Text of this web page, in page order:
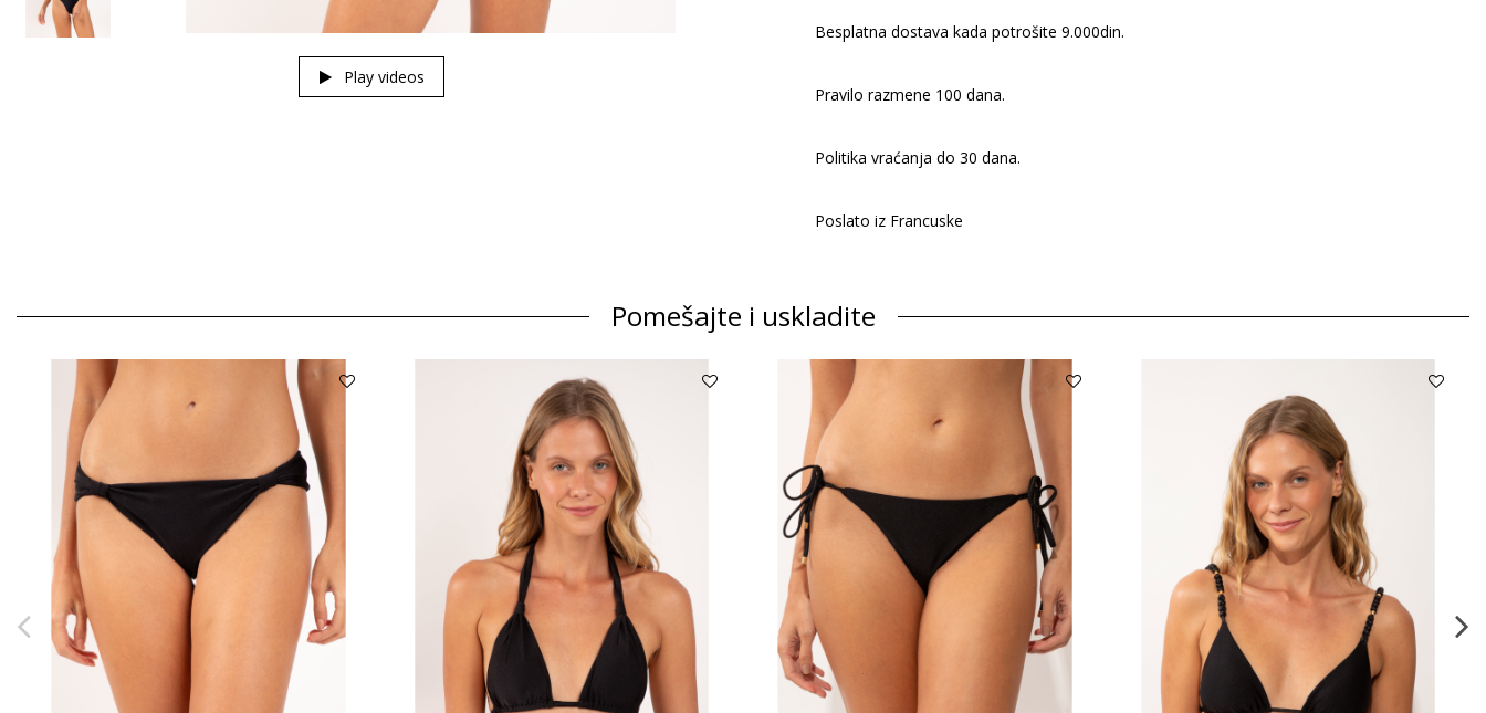
Play videos
Besplatna dostava kada potrošite 9.000din.
Pravilo razmene 100 dana.
Politika vraćanja do 30 dana.
Poslato iz Francuske
Pomešajte i uskladite